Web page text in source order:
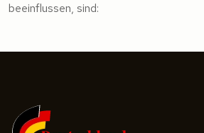
beeinflussen, sind: